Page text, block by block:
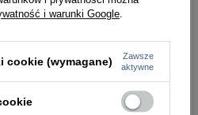
regulacji;
obwód saszetki:
cm; maksymalny obwód
i warunki Google
cookie (wymagane)
Zawsze
aktywne